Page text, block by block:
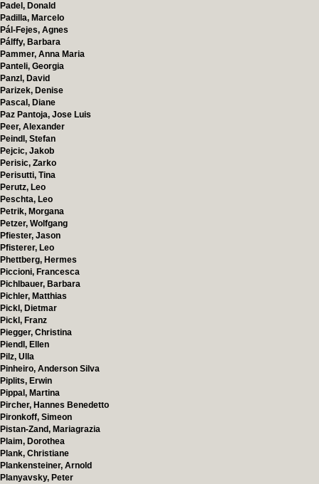
Padel, Donald
Padilla, Marcelo
Pál-Fejes, Agnes
Pálffy, Barbara
Pammer, Anna Maria
Panteli, Georgia
Panzl, David
Parizek, Denise
Pascal, Diane
Paz Pantoja, Jose Luis
Peer, Alexander
Peindl, Stefan
Pejcic, Jakob
Perisic, Zarko
Perisutti, Tina
Perutz, Leo
Peschta, Leo
Petrik, Morgana
Petzer, Wolfgang
Pfiester, Jason
Pfisterer, Leo
Phettberg, Hermes
Piccioni, Francesca
Pichlbauer, Barbara
Pichler, Matthias
Pickl, Dietmar
Pickl, Franz
Piegger, Christina
Piendl, Ellen
Pilz, Ulla
Pinheiro, Anderson Silva
Piplits, Erwin
Pippal, Martina
Pircher, Hannes Benedetto
Pironkoff, Simeon
Pistan-Zand, Mariagrazia
Plaim, Dorothea
Plank, Christiane
Plankensteiner, Arnold
Planyavsky, Peter